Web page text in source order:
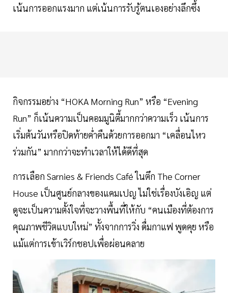
เน้นการออกแรงมาก แต่เน้นการรับรู้ตนเองอย่างลึกซึ้ง
กิจกรรมอย่าง “HOKA Morning Run” หรือ “Evening
Run” ก็เน้นความเป็นคอมมูนิตี้มากกว่าความเร็ว เน้นการ
เริ่มต้นวันหรือปิดท้ายค่ำคืนด้วยการออกมา “เคลื่อนไหว
ร่วมกัน” มากกว่าจะทำเวลาให้ได้ดีที่สุด
การเลือก Sarnies & Friends Café ในตึก The Corner
House เป็นศูนย์กลางของแคมเปญ ไม่ใช่เรื่องบังเอิญ แต่
ดูจะเป็นความตั้งใจที่จะวางพื้นที่ให้กับ “คนเมืองที่ต้องการ
คุณภาพชีวิตแบบใหม่” ทั้งจากการวิ่ง ดื่มกาแฟ พูดคุย หรือ
แม้แต่การเข้าเวิร์กชอปเพื่อผ่อนคลาย